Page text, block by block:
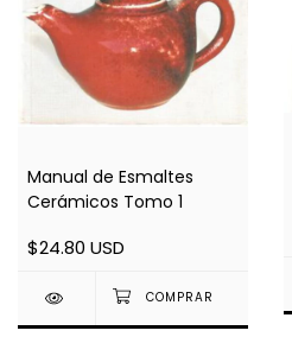
Manual de Esmaltes
Cerámicos Tomo 1
$24.80 USD